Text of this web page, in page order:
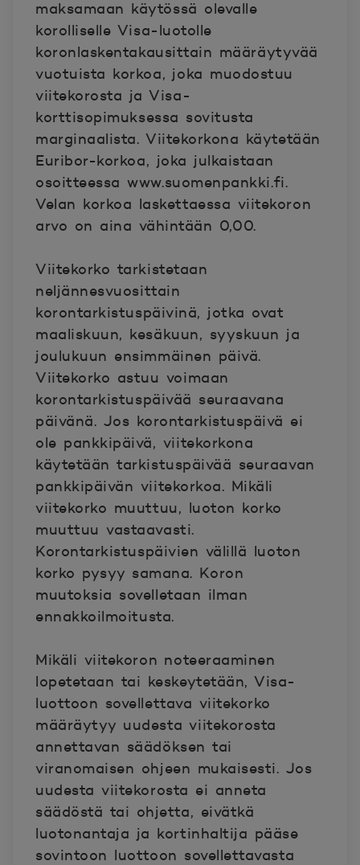
maksamaan käytössä olevalle
korolliselle Visa-luotolle
koronlaskentakausittain määräytyvää
vuotuista korkoa, joka muodostuu
viitekorosta ja Visa-
korttisopimuksessa sovitusta
marginaalista. Viitekorkona käytetään
Euribor-korkoa, joka julkaistaan
osoitteessa www.suomenpankki.fi.
Velan korkoa laskettaessa viitekoron
arvo on aina vähintään 0,00.
Viitekorko tarkistetaan
neljännesvuosittain
korontarkistuspäivinä, jotka ovat
maaliskuun, kesäkuun, syyskuun ja
joulukuun ensimmäinen päivä.
Viitekorko astuu voimaan
korontarkistuspäivää seuraavana
päivänä. Jos korontarkistuspäivä ei
ole pankkipäivä, viitekorkona
käytetään tarkistuspäivää seuraavan
pankkipäivän viitekorkoa. Mikäli
viitekorko muuttuu, luoton korko
muuttuu vastaavasti.
Korontarkistuspäivien välillä luoton
korko pysyy samana. Koron
muutoksia sovelletaan ilman
ennakkoilmoitusta.
Mikäli viitekoron noteeraaminen
lopetetaan tai keskeytetään, Visa-
luottoon sovellettava viitekorko
määräytyy uudesta viitekorosta
annettavan säädöksen tai
viranomaisen ohjeen mukaisesti. Jos
uudesta viitekorosta ei anneta
säädöstä tai ohjetta, eivätkä
luotonantaja ja kortinhaltija pääse
sovintoon luottoon sovellettavasta